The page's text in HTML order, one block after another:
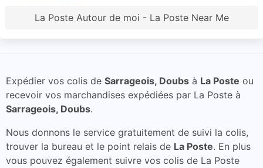
La Poste Autour de moi - La Poste Near Me
Expédier vos colis de Sarrageois, Doubs à La Poste ou
recevoir vos marchandises expédiées par La Poste à
Sarrageois, Doubs.
Nous donnons le service gratuitement de suivi la colis,
trouver la bureau et le point relais de La Poste. En plus
vous pouvez également suivre vos colis de La Poste